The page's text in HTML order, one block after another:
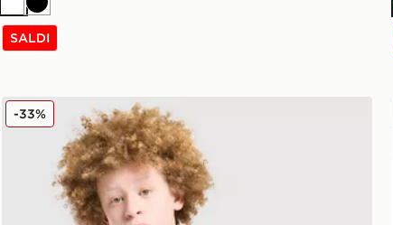
Bianco
Nero
SALDI
McKenzie Maglia Rocco Junior
-33%